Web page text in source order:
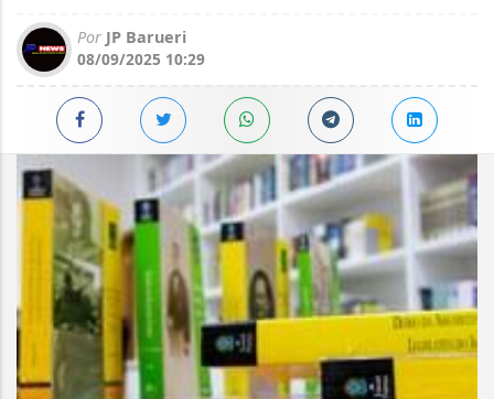
Por JP Barueri
08/09/2025 10:29